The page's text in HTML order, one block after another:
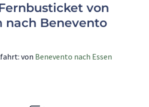
von
nach Benevento
von Benevento nach Essen